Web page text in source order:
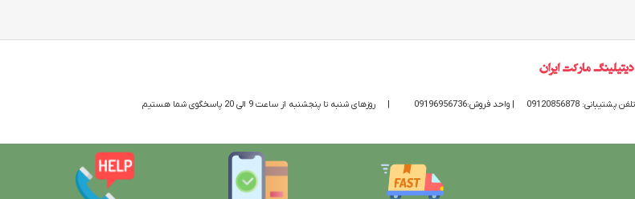
تلفن پشتیبانی: 09120856878 | واحد فروش:09196956736 | روزهای شنبه تا پنجشنبه از ساعت 9 الی 20 پاسخگوی شما هستیم